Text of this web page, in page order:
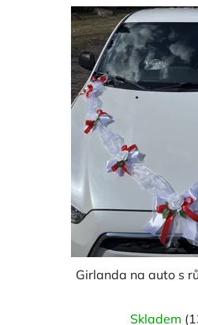
Girlanda na auto s
Skladem